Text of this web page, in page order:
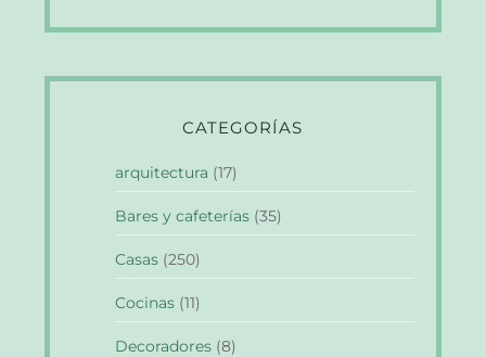
CATEGORÍAS
arquitectura (17)
Bares y cafeterías (35)
Casas (250)
Cocinas (11)
Decoradores (8)